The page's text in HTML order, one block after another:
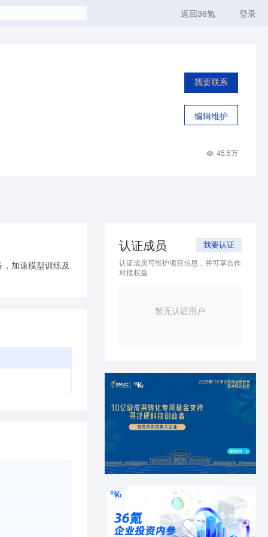
返回36氪 登录
我要联系
编辑维护
45.5万
加速模型训练及
认证成员 我要认证
认证成员可维护项目信息，并可享合作
对接权益
暂无认证用户